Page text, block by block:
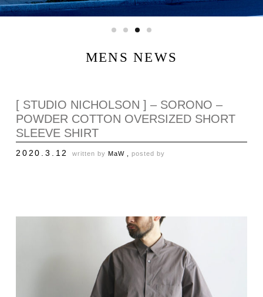
MENS NEWS
[ STUDIO NICHOLSON ] – SORONO –
POWDER COTTON OVERSIZED SHORT
SLEEVE SHIRT
2020.3.12 written by MaW , posted by